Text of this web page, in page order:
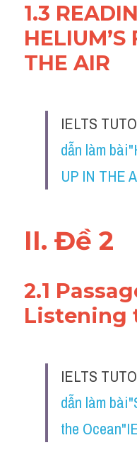
1.3
HELIUM’S
THE AIR
IELTS
dẫn làm
UP IN THE
II. Đề 2
2.1
Listening
IELTS
dẫn làm
the